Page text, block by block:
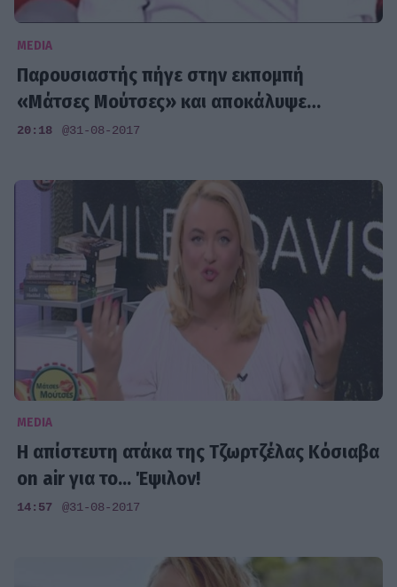
MEDIA
Παρουσιαστής πήγε στην εκπομπή
«Μάτσες Μούτσες» και αποκάλυψε…
20:18 @31-08-2017
MEDIA
Η απίστευτη ατάκα της Τζωρτζέλας Κόσιαβα
on air για το... Έψιλον!
14:57 @31-08-2017